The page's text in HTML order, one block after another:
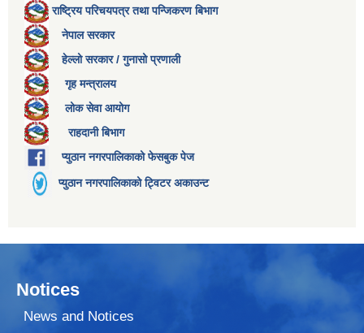
राष्ट्रिय परिचयपत्र तथा पन्जिकरण बिभाग
नेपाल सरकार
हेल्लो सरकार / गुनासो प्रणाली
गृह मन्त्रालय
लोक सेवा आयोग
राहदानी बिभाग
प्युठान नगरपालिकाको फेसबुक पेज
प्युठान नगरपालिकाको ट्विटर अकाउन्ट
Notices
News and Notices